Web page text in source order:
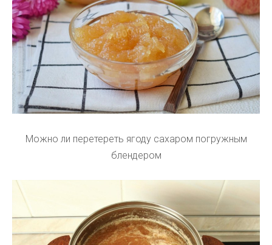
Можно ли перетереть ягоду сахаром погружным
блендером